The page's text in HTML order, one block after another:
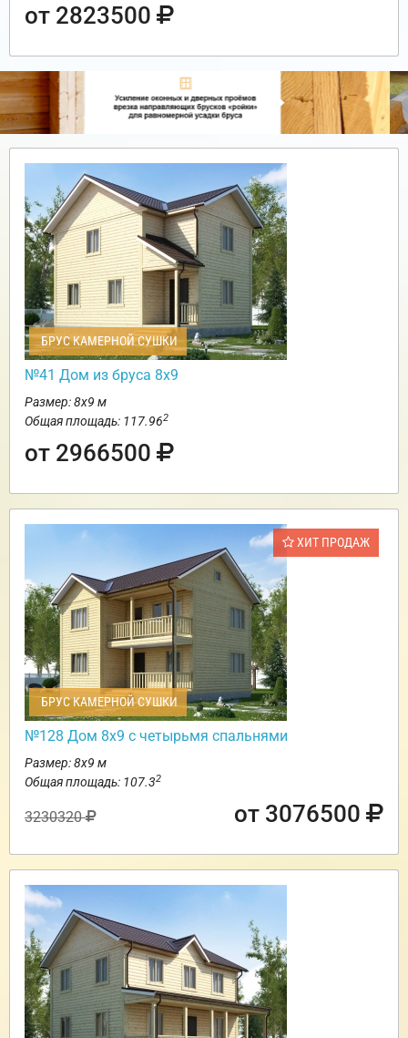
от 2823500
БРУС КАМЕРНОЙ СУШКИ
№41 Дом из бруса 8х9
Размер: 8х9 м
Общая площадь: 117.962
от 2966500
ХИТ ПРОДАЖ
БРУС КАМЕРНОЙ СУШКИ
№128 Дом 8х9 с четырьмя спальнями
Размер: 8х9 м
Общая площадь: 107.32
3230320 от 3076500